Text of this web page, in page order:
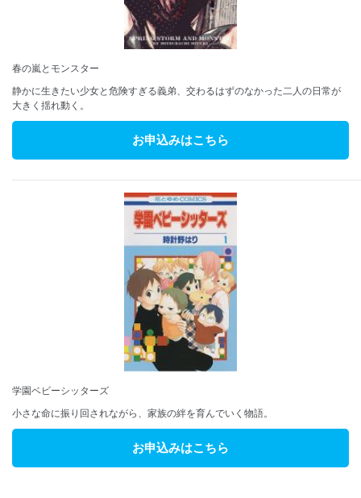
春の嵐とモンスター
静かに生きたい少女と危険すぎる義弟、交わるはずのなかった二人の日常が
大きく揺れ動く。
お申込みはこちら
学園ベビーシッターズ
小さな命に振り回されながら、家族の絆を育んでいく物語。
お申込みはこちら